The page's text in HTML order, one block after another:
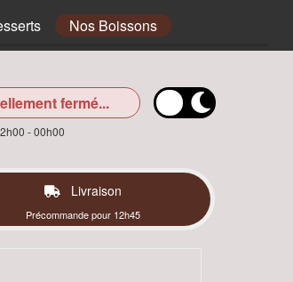
Nos Boissons
fermé...
- 00h00
Livraison
Précommande pour 12h45